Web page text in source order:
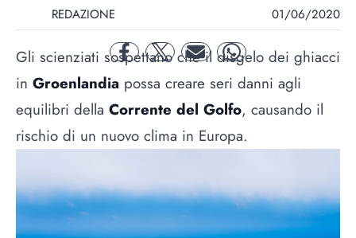
REDAZIONE 01/06/2020
facebooktwitter mail whatsapp
Gli scienziati sospettano che il disgelo dei ghiacci
in Groenlandia possa creare seri danni agli
equilibri della Corrente del Golfo, causando il
rischio di un nuovo clima in Europa.